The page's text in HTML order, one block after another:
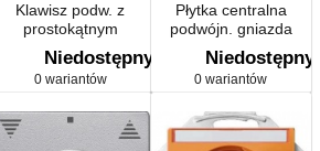
Klawisz podw. z
prostokątnym
czerwonym okienkiem
sygnalizacyjnym Sys
M
Niedostępny
0 wariantów
Płytka centralna
podwójn. gniazda
modułowego z osłoną
przeciwkurzową, alu,
Sys M
Niedostępny
0 wariantów